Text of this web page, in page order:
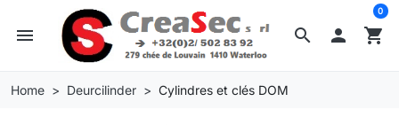
search
menu  shopping_cart
0
Home Deurcilinder Cylindres et clés DOM